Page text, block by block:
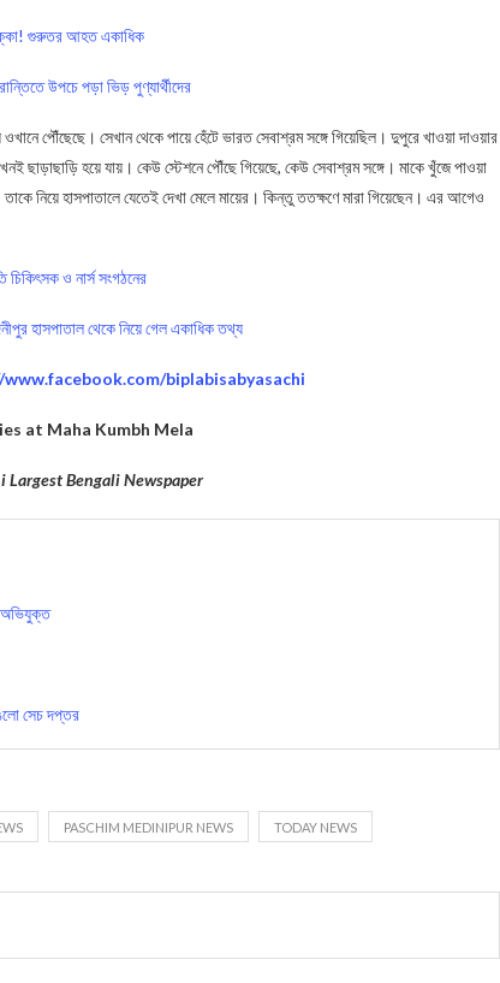
গুরুতর আহত একাধিক
উপচে পড়া ভিড় পুণ্যার্থীদের
পৌঁছেছে। সেখান থেকে পায়ে হেঁটে ভারত সেবাশ্রম সঙ্গে গিয়েছিল। দুপুরে খাওয়া দাওয়ার
ছাড়াছাড়ি হয়ে যায়। কেউ স্টেশনে পৌঁছে গিয়েছে, কেউ সেবাশ্রম সঙ্গে। মাকে খুঁজে পাওয়া
নিয়ে হাসপাতালে যেতেই দেখা মেলে মায়ের। কিন্তু ততক্ষণে মারা গিয়েছেন। এর আগেও
ও নার্স সংগঠনের
হাসপাতাল থেকে নিয়ে গেল একাধিক তথ্য
biplabisabyasachi
at Maha Kumbh Mela
Largest Bengali Newspaper
অভিযুক্ত
সেচ দপ্তর
PASCHIM MEDINIPUR NEWS TODAY NEWS